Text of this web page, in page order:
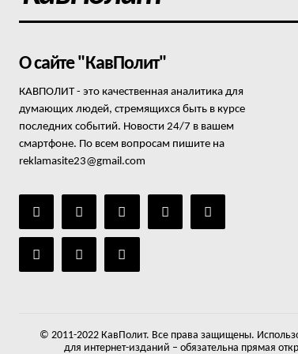
О сайте "КавПолит"
КАВПОЛИТ - это качественная аналитика для
думающих людей, стремящихся быть в курсе
последних событий. Новости 24/7 в вашем
смартфоне. По всем вопросам пишите на
reklamasite23@gmail.com
© 2011-2022 КавПолит. Все права защищены.
для интернет-изданий – обязательна прямая